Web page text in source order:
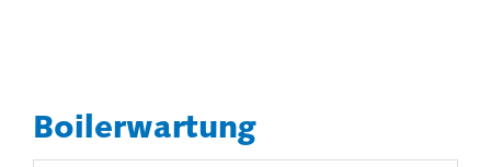
Boilerwartung